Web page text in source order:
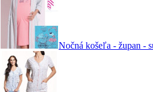
Nočná košeľa - župan -